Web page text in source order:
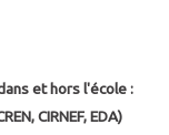
et hors l'école :
CIRNEF, EDA)